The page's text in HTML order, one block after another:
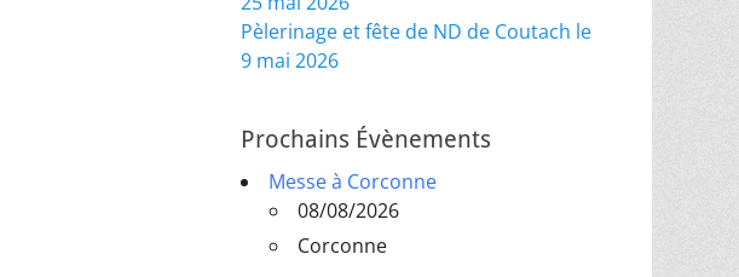
Pèlerinage et fête de ND de Coutach le
9 mai 2026
Prochains Évènements
Messe à Corconne
08/08/2026
Corconne